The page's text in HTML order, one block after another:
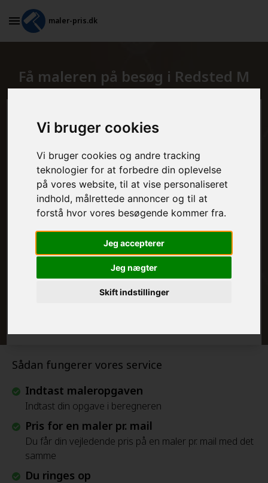
Vi bruger cookies
Vi bruger cookies og andre tracking
teknologier for at forbedre din oplevelse
på vores website, til at vise personaliseret
indhold, målrettede annoncer og til at
forstå hvor vores besøgende kommer fra.
Jeg accepterer
Jeg nægter
Skift indstillinger
maler-pris.dk
Få maleren på besøg i Redsted M
Sådan fungerer vores service
Indtast maleropgaven
Indtast din opgave i beregneren
Pris for en maler pr. mail
Du får din vejledende pris på en maler pr. mail med det
samme
Du ringes op
Beregn prisen her
MALEROPGAVER - INDVENDIGT:
MALEROPGAVER - UDVENDIGT:
FRAFLYTNINGSPAKKE: